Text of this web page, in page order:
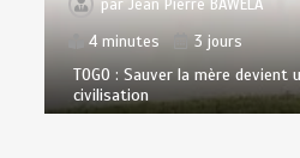
parJean Pierre BAWELA
4 minutes
3 jours
TOGO : Sauver la mère devient
civilisation